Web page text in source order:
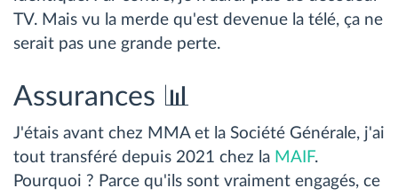
TV. Mais vu la merde qu'est devenue la télé, ça ne
serait pas une grande perte.
Assurances 📊
J'étais avant chez MMA et la Société Générale, j'ai
tout transféré depuis 2021 chez la MAIF.
Pourquoi ? Parce qu'ils sont vraiment engagés, ce